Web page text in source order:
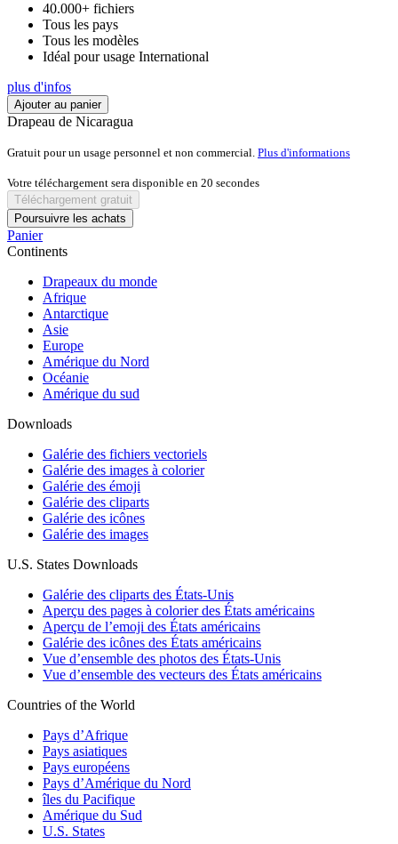
€200,00.€39,99.
40.000+ fichiers
Tous les pays
Tous les modèles
Idéal pour usage International
plus d'infos
Ajouter au panier
Drapeau de Nicaragua
Gratuit pour un usage personnel et non commercial. Plus d'informations
Votre téléchargement sera disponible en 20 secondes
Téléchargement gratuit
Poursuivre les achats
Panier
Continents
Drapeaux du monde
Afrique
Antarctique
Asie
Europe
Amérique du Nord
Océanie
Amérique du sud
Downloads
Galérie des fichiers vectoriels
Galérie des images à colorier
Galérie des émoji
Galérie des cliparts
Galérie des icônes
Galérie des images
U.S. States Downloads
Galérie des cliparts des États-Unis
Aperçu des pages à colorier des États américains
Aperçu de l’emoji des États américains
Galérie des icônes des États américains
Vue d’ensemble des photos des États-Unis
Vue d’ensemble des vecteurs des États américains
Countries of the World
Pays d’Afrique
Pays asiatiques
Pays européens
Pays d’Amérique du Nord
îles du Pacifique
Amérique du Sud
U.S. States